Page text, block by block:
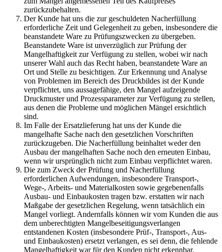
zurückzubehalten.
Der Kunde hat uns die zur geschuldeten Nacherfüllung
erforderliche Zeit und Gelegenheit zu geben, insbesondere die
beanstandete Ware zu Prüfungszwecken zu übergeben.
Beanstandete Ware ist unverzüglich zur Prüfung der
Mangelhaftigkeit zur Verfügung zu stellen, wobei wir nach
unserer Wahl auch das Recht haben, beanstandete Ware an
Ort und Stelle zu besichtigen. Zur Erkennung und Analyse
von Problemen im Bereich des Druckbildes ist der Kunde
verpflichtet, uns aussagefähige, den Mangel aufzeigende
Druckmuster und Prozessparameter zur Verfügung zu stellen,
aus denen die Probleme und möglichen Mängel ersichtlich
sind.
Im Falle der Ersatzlieferung hat uns der Kunde die
mangelhafte Sache nach den gesetzlichen Vorschriften
zurückzugeben. Die Nacherfüllung beinhaltet weder den
Ausbau der mangelhaften Sache noch den erneuten Einbau,
wenn wir ursprünglich nicht zum Einbau verpflichtet waren.
Die zum Zweck der Prüfung und Nacherfüllung
erforderlichen Aufwendungen, insbesondere Transport-,
Wege-, Arbeits- und Materialkosten sowie gegebenenfalls
Ausbau- und Einbaukosten tragen bzw. erstatten wir nach
Maßgabe der gesetzlichen Regelung, wenn tatsächlich ein
Mangel vorliegt. Andernfalls können wir vom Kunden die aus
dem unberechtigten Mangelbeseitigungsverlangen
entstandenen Kosten (insbesondere Prüf-, Transport-, Aus-
und Einbaukosten) ersetzt verlangen, es sei denn, die fehlende
Mangelhaftigkeit war für den Kunden nicht erkennbar.